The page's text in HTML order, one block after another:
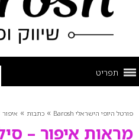
תפריט
פורטל היופי הישראלי Barosh » כתבות » איפור
מראות איפור –